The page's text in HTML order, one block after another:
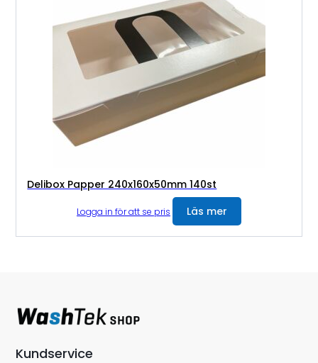
Delibox Papper 240x160x50mm 140st
Logga in för att se pris Läs mer
Kundservice